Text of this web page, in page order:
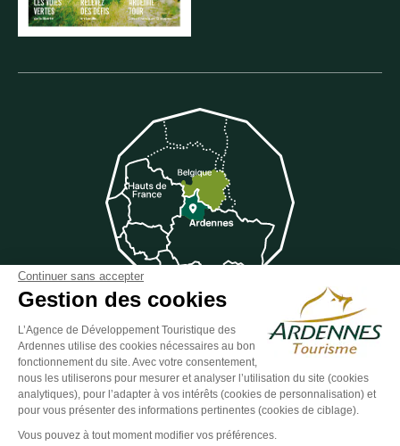
Suivez-nous sur Facebook
Suivez-nous sur Instagram
Suivez-nous sur Youtube
Suivez-nous sur
Suivez-nous
Continuer sans accepter
Gestion des cookies
L’Agence de Développement Touristique des
Ardennes utilise des cookies nécessaires au bon
fonctionnement du site. Avec votre consentement,
nous les utiliserons pour mesurer et analyser l’utilisation du site (cookies
analytiques), pour l’adapter à vos intérêts (cookies de personnalisation) et
pour vous présenter des informations pertinentes (cookies de ciblage).
Vous pouvez à tout moment modifier vos préférences.